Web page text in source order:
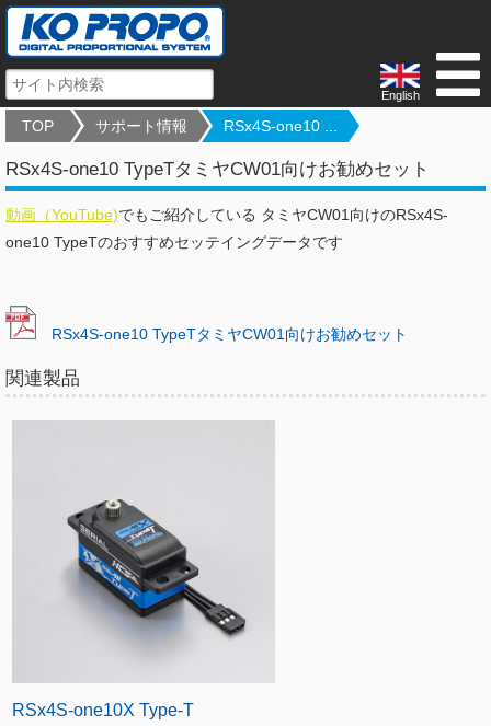
English
TOP サポート情報 RSx4S-one10 ...
RSx4S-one10 TypeTタミヤCW01向けお勧めセット
動画（YouTube)でもご紹介している タミヤCW01向けのRSx4S-
one10 TypeTのおすすめセッテイングデータです
RSx4S-one10 TypeTタミヤCW01向けお勧めセット
関連製品
RSx4S-one10X Type-T